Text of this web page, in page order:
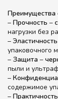
Преимущества
– Прочность –
нагрузки без
– Эластичность
упаковочного
– Защита –
пыли и
–
содержимое
– Практичность